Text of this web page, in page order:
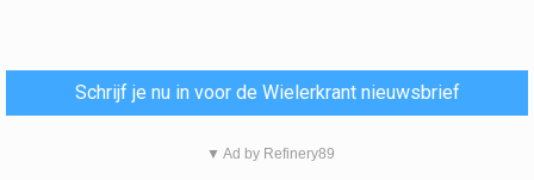
Schrijf je nu in voor de Wielerkrant nieuwsbrief
▼ Ad by Refinery89